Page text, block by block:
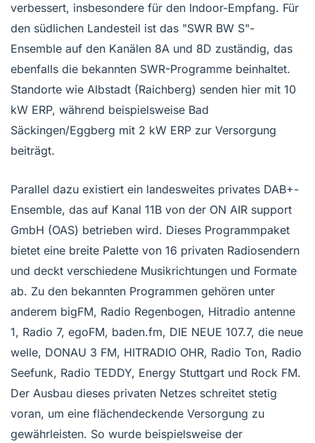
verbessert, insbesondere für den Indoor-Empfang. Für
den südlichen Landesteil ist das "SWR BW S"-
Ensemble auf den Kanälen 8A und 8D zuständig, das
ebenfalls die bekannten SWR-Programme beinhaltet.
Standorte wie Albstadt (Raichberg) senden hier mit 10
kW ERP, während beispielsweise Bad
Säckingen/Eggberg mit 2 kW ERP zur Versorgung
beiträgt.
Parallel dazu existiert ein landesweites privates DAB+-
Ensemble, das auf Kanal 11B von der ON AIR support
GmbH (OAS) betrieben wird. Dieses Programmpaket
bietet eine breite Palette von 16 privaten Radiosendern
und deckt verschiedene Musikrichtungen und Formate
ab. Zu den bekannten Programmen gehören unter
anderem bigFM, Radio Regenbogen, Hitradio antenne
1, Radio 7, egoFM, baden.fm, DIE NEUE 107.7, die neue
welle, DONAU 3 FM, HITRADIO OHR, Radio Ton, Radio
Seefunk, Radio TEDDY, Energy Stuttgart und Rock FM.
Der Ausbau dieses privaten Netzes schreitet stetig
voran, um eine flächendeckende Versorgung zu
gewährleisten. So wurde beispielsweise der